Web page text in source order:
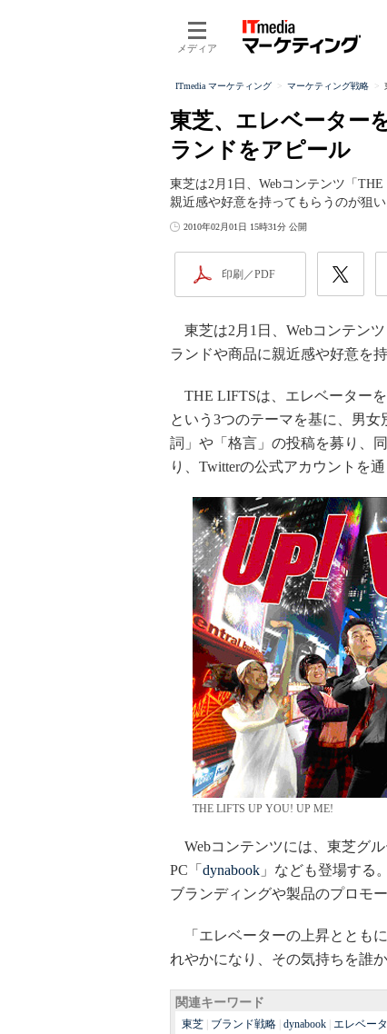
メディア
ITmedia マーケティング マーケティング戦略
東芝、エレベーター
ランドをアピール
東芝は2月1日、Webコンテンツ「
親近感や好意を持ってもらうのが狙い
2010年02月01日 15時31分 公開
印刷／PDF
東芝は2月1日、Webコンテンツ
ランドや商品に親近感や好意を
THE LIFTSは、エレベーターを
という3つのテーマを基に、男
詞」や「格言」の投稿を募り、
り、Twitterの公式アカウントを
THE LIFTS UP YOU! UP ME!
Webコンテンツには、東芝グ
PC「 dynabook 」なども登場する
ブランディングや製品のプロモ
「エレベーターの上昇ととも
れやかになり、その気持ちを誰
関連キーワード
東芝 ブランド戦略 dynabook エレベー